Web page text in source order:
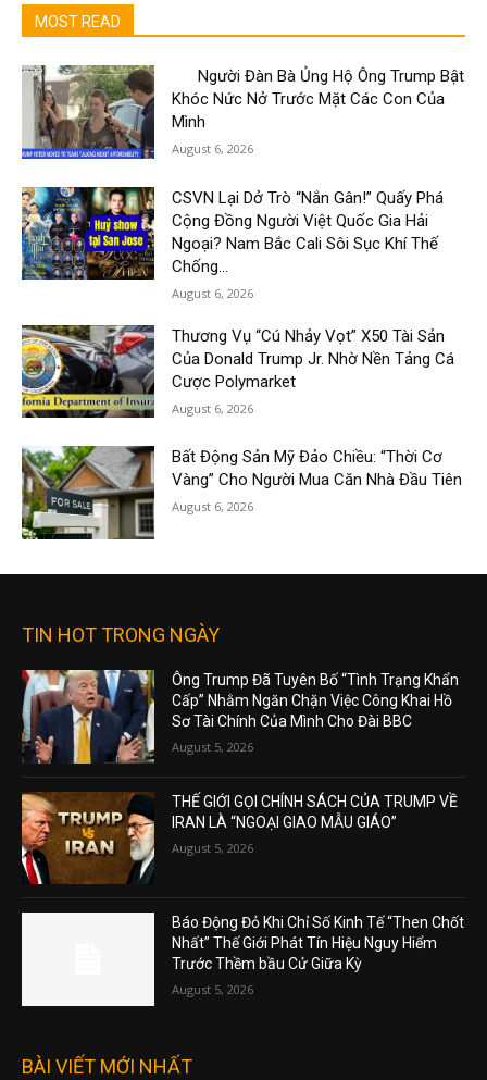
MOST READ
Người Đàn Bà Ủng Hộ Ông Trump Bật
Khóc Nức Nở Trước Mặt Các Con Của
Mình
August 6, 2026
CSVN Lại Dở Trò “Nắn Gân!” Quấy Phá
Cộng Đồng Người Việt Quốc Gia Hải
Ngoại? Nam Bắc Cali Sôi Sục Khí Thế
Chống...
August 6, 2026
Thương Vụ “Cú Nhảy Vọt” X50 Tài Sản
Của Donald Trump Jr. Nhờ Nền Tảng Cá
Cược Polymarket
August 6, 2026
Bất Động Sản Mỹ Đảo Chiều: “Thời Cơ
Vàng” Cho Người Mua Căn Nhà Đầu Tiên
August 6, 2026
TIN HOT TRONG NGÀY
Ông Trump Đã Tuyên Bố “Tình Trạng Khẩn
Cấp” Nhằm Ngăn Chặn Việc Công Khai Hồ
Sơ Tài Chính Của Mình Cho Đài BBC
August 5, 2026
THẾ GIỚI GỌI CHÍNH SÁCH CỦA TRUMP VỀ
IRAN LÀ “NGOẠI GIAO MẪU GIÁO”
August 5, 2026
Báo Động Đỏ Khi Chỉ Số Kinh Tế “Then Chốt
Nhất” Thế Giới Phát Tín Hiệu Nguy Hiểm
Trước Thềm bầu Cử Giữa Kỳ
August 5, 2026
BÀI VIẾT MỚI NHẤT